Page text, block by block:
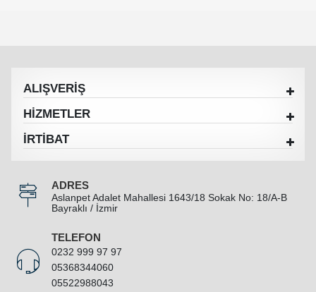
ALIŞVERİŞ
HİZMETLER
İRTİBAT
ADRES
Aslanpet Adalet Mahallesi 1643/18 Sokak No: 18/A-B
Bayraklı / İzmir
TELEFON
0232 999 97 97
05368344060
05522988043